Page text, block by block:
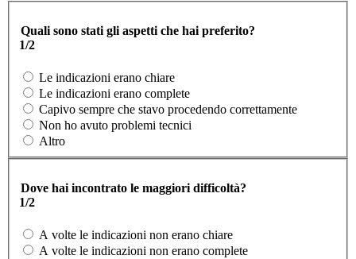
Quali sono stati gli aspetti che hai preferito?
1/2
Le indicazioni erano chiare
Le indicazioni erano complete
Capivo sempre che stavo procedendo correttamente
Non ho avuto problemi tecnici
Altro
Dove hai incontrato le maggiori difficoltà?
1/2
A volte le indicazioni non erano chiare
A volte le indicazioni non erano complete